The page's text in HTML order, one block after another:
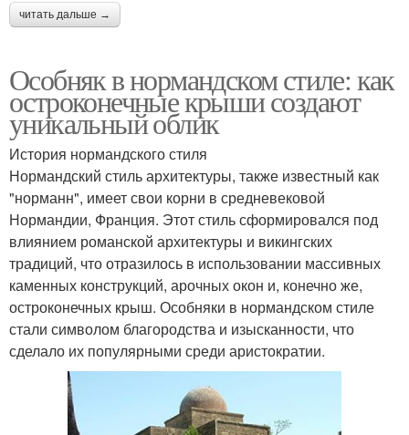
читать дальше →
Особняк в нормандском стиле: как
остроконечные крыши создают
уникальный облик
История нормандского стиля
Нормандский стиль архитектуры, также известный как
"норманн", имеет свои корни в средневековой
Нормандии, Франция. Этот стиль сформировался под
влиянием романской архитектуры и викингских
традиций, что отразилось в использовании массивных
каменных конструкций, арочных окон и, конечно же,
остроконечных крыш. Особняки в нормандском стиле
стали символом благородства и изысканности, что
сделало их популярными среди аристократии.